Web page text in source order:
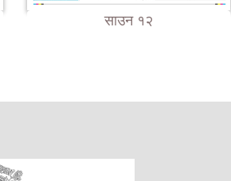
साउन १२